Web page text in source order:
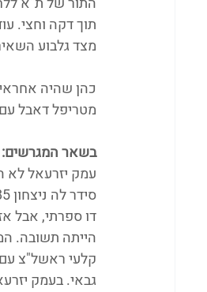
תוך דקה וחצי.
מצד גלבוע
מטריפל דאבל עם 12 רב' ו-7 אס'. בגלבוע 27 לאמיתי עזריאל, מתן שטרייט
בשאר המגרשים:
הייתה תשובה.
גבאי. בעמק יזרעאל רון דנדיקר